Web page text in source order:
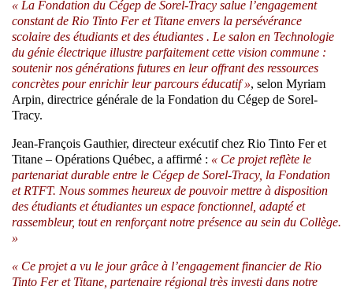
« La Fondation du Cégep de Sorel-Tracy salue l’engagement
constant de Rio Tinto Fer et Titane envers la persévérance
scolaire des étudiants et des étudiantes . Le salon en Technologie
du génie électrique illustre parfaitement cette vision commune :
soutenir nos générations futures en leur offrant des ressources
concrètes pour enrichir leur parcours éducatif », selon Myriam
Arpin, directrice générale de la Fondation du Cégep de Sorel-
Tracy.
Jean-François Gauthier, directeur exécutif chez Rio Tinto Fer et
Titane – Opérations Québec, a affirmé : « Ce projet reflète le
partenariat durable entre le Cégep de Sorel-Tracy, la Fondation
et RTFT. Nous sommes heureux de pouvoir mettre à disposition
des étudiants et étudiantes un espace fonctionnel, adapté et
rassembleur, tout en renforçant notre présence au sein du Collège.
»
« Ce projet a vu le jour grâce à l’engagement financier de Rio
Tinto Fer et Titane, partenaire régional très investi dans notre